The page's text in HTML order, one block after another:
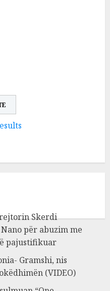
Skerdi
Nano për abuzim me
pajustifikuar
Gramshi, nis
(VIDEO)